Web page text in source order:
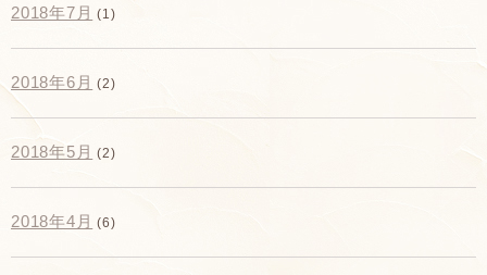
2018年7月 (1)
2018年6月 (2)
2018年5月 (2)
2018年4月 (6)